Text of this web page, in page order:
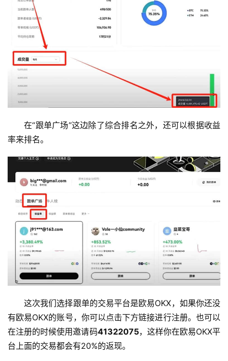
在“跟单广场”这边除了综合排名之外，还可以根据收益
率来排名。
这次我们选择跟单的交易平台是欧易OKX，如果你还没
有欧易OKX的账号，你可以点击下方链接进行注册。也可以
在注册的时候使用邀请码41322075，这样你在欧易OKX平
台上面的交易都会有20%的返现。